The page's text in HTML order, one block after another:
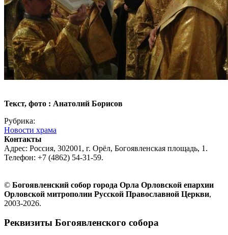
Текст, фото : Анатолий Борисов
Рубрика:
Новости храма
Контакты
Адрес: Россия, 302001, г. Орёл, Богоявленская площадь, 1.
Телефон: +7 (4862) 54-31-59.
© Богоявленский собор города Орла Орловской епархии
Орловской митрополии Русской Православной Церкви,
2003-2026.
Реквизиты Богоявленского собора